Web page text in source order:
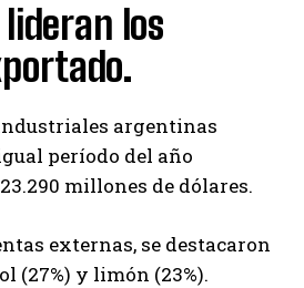
los
argentinas
período del año
millones de dólares.
externas, se destacaron
(27%) y limón (23%).